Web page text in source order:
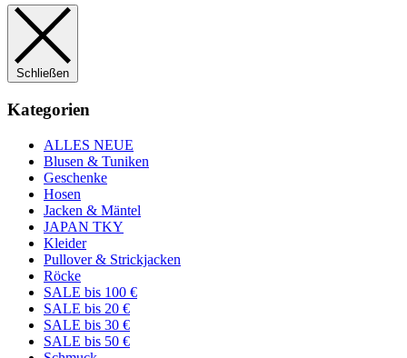
Schließen
Kategorien
ALLES NEUE
Blusen & Tuniken
Geschenke
Hosen
Jacken & Mäntel
JAPAN TKY
Kleider
Pullover & Strickjacken
Röcke
SALE bis 100 €
SALE bis 20 €
SALE bis 30 €
SALE bis 50 €